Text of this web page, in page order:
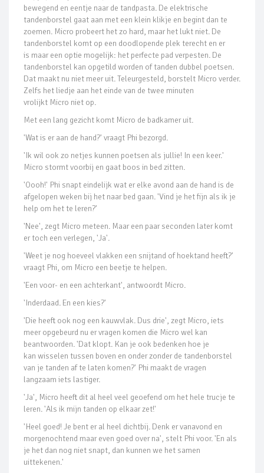
bewegend en eentje naar de tandpasta. De elektrische
tandenborstel gaat aan met een klein klikje en begint dan te
zoemen. Micro probeert het zo hard, maar het lukt niet. De
tandenborstel komt op een doodlopende plek terecht en er
is maar een optie mogelijk: het perfecte pad verpesten. De
tandenborstel kan opgetild worden of tanden dubbel poetsen.
Dat maakt nu niet meer uit. Teleurgesteld, borstelt Micro verder.
Zelfs het liedje aan het einde van de twee minuten
vrolijkt Micro niet op.
Met een lang gezicht komt Micro de badkamer uit.
'Wat is er aan de hand?' vraagt Phi bezorgd.
'Ik wil ook zo netjes kunnen poetsen als jullie! In een keer.'
Micro stormt voorbij en gaat boos in bed zitten.
'Oooh!' Phi snapt eindelijk wat er elke avond aan de hand is de
afgelopen weken bij het naar bed gaan. 'Vind je het fijn als ik je
help om het te leren?'
'Nee', zegt Micro meteen. Maar een paar seconden later komt
er toch een verlegen, 'Ja'.
'Weet je nog hoeveel vlakken een snijtand of hoektand heeft?'
vraagt Phi, om Micro een beetje te helpen.
'Een voor- en een achterkant', antwoordt Micro.
'Inderdaad. En een kies?'
'Die heeft ook nog een kauwvlak. Dus drie', zegt Micro, iets
meer opgebeurd nu er vragen komen die Micro wel kan
beantwoorden. 'Dat klopt. Kan je ook bedenken hoe je
kan wisselen tussen boven en onder zonder de tandenborstel
van je tanden af te laten komen?' Phi maakt de vragen
langzaam iets lastiger.
'Ja', Micro heeft dit al heel veel geoefend om het hele trucje te
leren. 'Als ik mijn tanden op elkaar zet!'
'Heel goed! Je bent er al heel dichtbij. Denk er vanavond en
morgenochtend maar even goed over na', stelt Phi voor. 'En als
je het dan nog niet snapt, dan kunnen we het samen
uittekenen.'